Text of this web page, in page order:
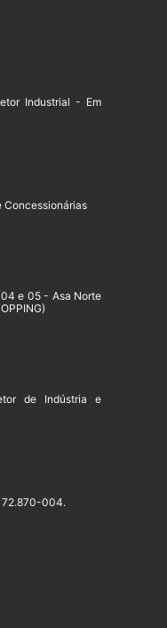
Industrial - Em
Concessionárias
e 05 - Asa Norte
de Indústria e
72.870-004.